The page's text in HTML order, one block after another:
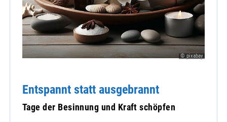
© pixabay
Entspannt statt ausgebrannt
Tage der Besinnung und Kraft schöpfen